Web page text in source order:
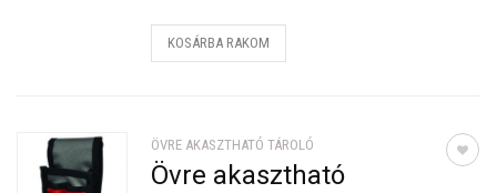
KOSÁRBA RAKOM
ÖVRE AKASZTHATÓ TÁROLÓ
Övre akasztható